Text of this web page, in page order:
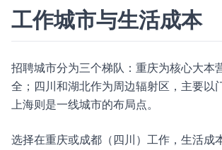
工作城市与生活成本
招聘城市分为三个梯队：重庆为核心大本
全；四川和湖北作为周边辐射区，主要以
上海则是一线城市的布局点。
选择在重庆或成都（四川）工作，生活成